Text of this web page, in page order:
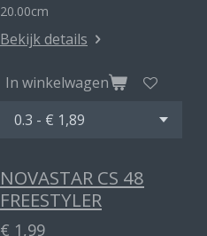
20.00cm
Bekijk details
In winkelwagen
NOVASTAR CS 48
FREESTYLER
€ 1,99